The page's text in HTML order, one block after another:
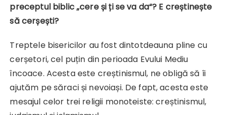
preceptul biblic „cere și ți se va da“? E creștinește
să cerșești?
Treptele bisericilor au fost dintotdeauna pline cu
cerșetori, cel puțin din perioada Evului Mediu
încoace. Acesta este creștinismul, ne obligă să îi
ajutăm pe săraci și nevoiași. De fapt, acesta este
mesajul celor trei religii monoteiste: creștinismul,